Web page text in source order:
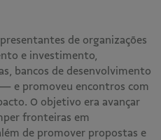
de organizações
e investimento,
bancos de desenvolvimento
e promoveu encontros com
O objetivo era avançar
fronteiras em
de promover propostas e